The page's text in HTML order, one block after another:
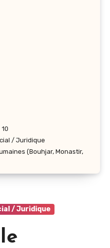
10
/ Juridique
(Bouhjar, Monastir,
/ Juridique